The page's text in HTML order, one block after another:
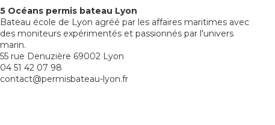
5 Océans permis bateau Lyon
Bateau école de Lyon agréé par les affaires maritimes avec
des moniteurs expérimentés et passionnés par l'univers
marin.
55 rue Denuzière 69002 Lyon
04 51 42 07 98
contact@permisbateau-lyon.fr